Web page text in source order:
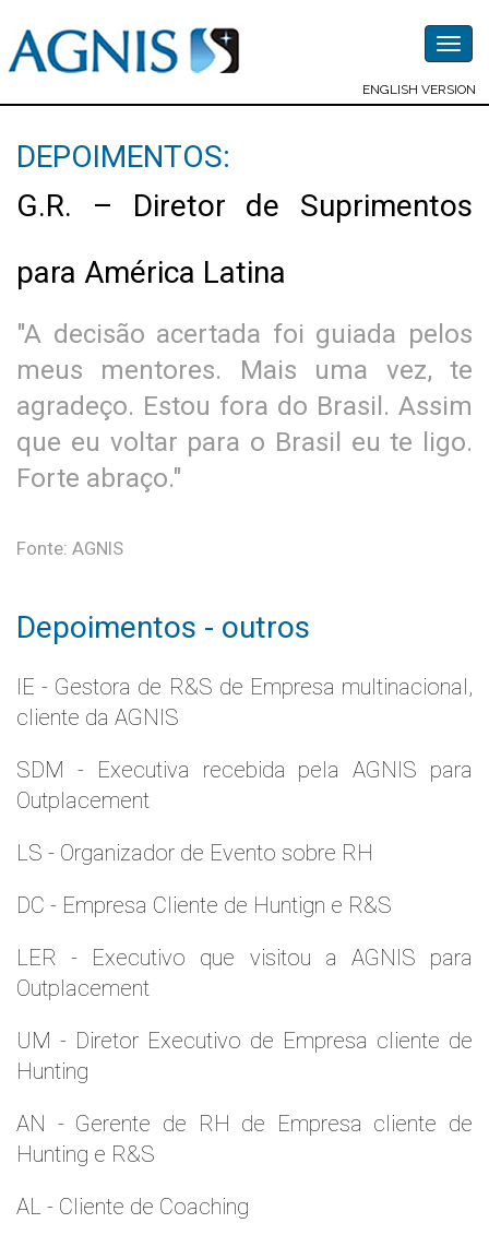
ENGLISH VERSION
DEPOIMENTOS:
G.R. – Diretor de Suprimentos
para América Latina
"A decisão acertada foi guiada pelos
meus mentores. Mais uma vez, te
agradeço. Estou fora do Brasil. Assim
que eu voltar para o Brasil eu te ligo.
Forte abraço."
Fonte: AGNIS
Depoimentos - outros
IE - Gestora de R&S de Empresa multinacional,
cliente da AGNIS
SDM - Executiva recebida pela AGNIS para
Outplacement
LS - Organizador de Evento sobre RH
DC - Empresa Cliente de Huntign e R&S
LER - Executivo que visitou a AGNIS para
Outplacement
UM - Diretor Executivo de Empresa cliente de
Hunting
AN - Gerente de RH de Empresa cliente de
Hunting e R&S
AL - Cliente de Coaching